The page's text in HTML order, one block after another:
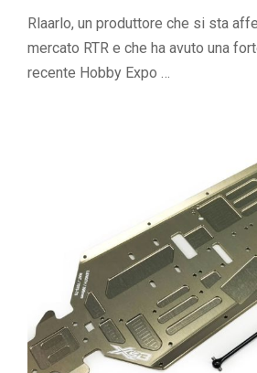
Rlaarlo, un produttore che si sta
mercato RTR e che ha avuto una
recente Hobby Expo …